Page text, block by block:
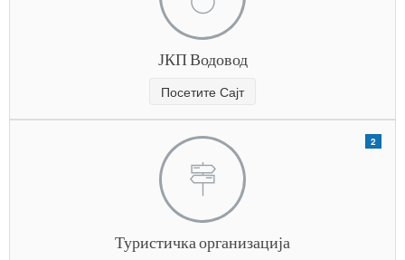
ЈКП Водовод
Посетите Сајт
2
Туристичка организација